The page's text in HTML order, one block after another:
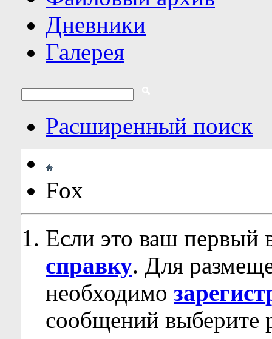
Дневники
Галерея
Расширенный поиск
Fox
Если это ваш первый
справку. Для
необходимо
сообщений выберите